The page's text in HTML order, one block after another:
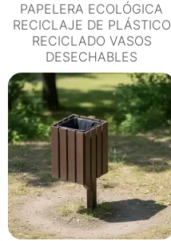
PAPELERA ECOLÓGICA
RECICLAJE DE PLÁSTICO
RECICLADO VASOS
DESECHABLES